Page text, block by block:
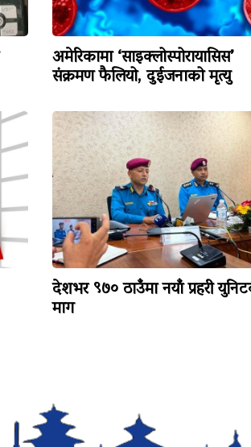
अमेरिकामा ‘साइक्लोस्पोरायासिस’
संक्रमण फैलियो, दुईजनाको मृत्यु
देशभर ९७० ठाउँमा नयाँ प्रहरी
माग